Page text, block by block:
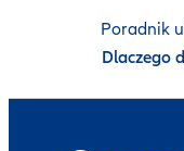
Poradnik
Dlaczego